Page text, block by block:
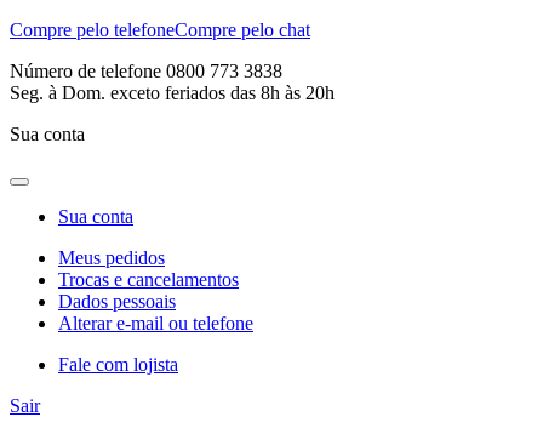
Compre pelo telefoneCompre pelo chat
Número de telefone 0800 773 3838
Seg. à Dom. exceto feriados das 8h às 20h
Sua conta
Sua conta
Meus pedidos
Trocas e cancelamentos
Dados pessoais
Alterar e-mail ou telefone
Fale com lojista
Sair